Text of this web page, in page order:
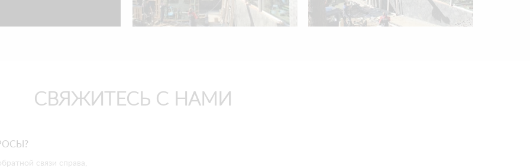
СВЯЖИТЕСЬ С НАМИ
связи справа,